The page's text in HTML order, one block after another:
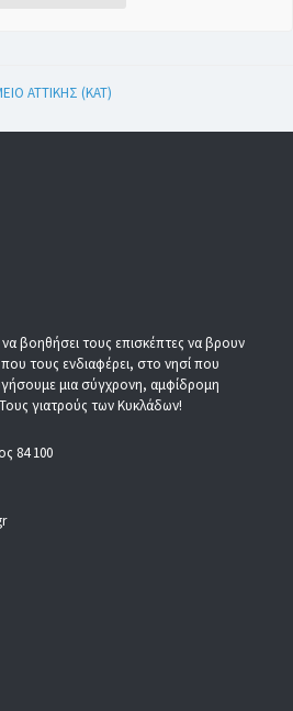
ΑΤΤΙΚΗΣ (ΚΑΤ)
βοηθήσει τους επισκέπτες να βρουν
τους ενδιαφέρει, στο νησί που
μια σύγχρονη, αμφίδρομη
γιατρούς των Κυκλάδων!
84 100